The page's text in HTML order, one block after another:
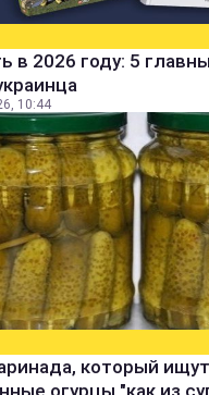
в 2026 году: 5
10:44
который